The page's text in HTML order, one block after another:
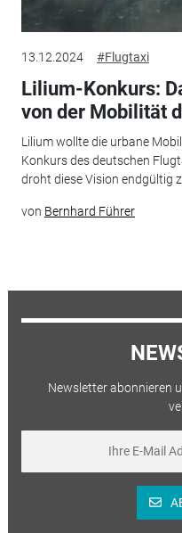
13.12.2024 #Flugtaxi
Lilium-Konkurs:
von der Mobilität
Lilium wollte die urbane
Konkurs des deutschen
droht diese Vision endgültig
von Bernhard Führer
Newsletter abonnieren